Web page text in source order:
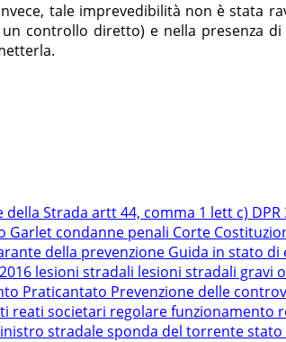
tale imprevedibilità non è stata
controllo diretto) e nella presenza
della Strada artt 44, comma 1 lett c) DPR
Garlet condanne penali Corte
della prevenzione Guida in stato di
lesioni stradali lesioni stradali gravi
Praticantato Prevenzione delle
reati societari regolare funzionamento
stradalesponda del torrentestato